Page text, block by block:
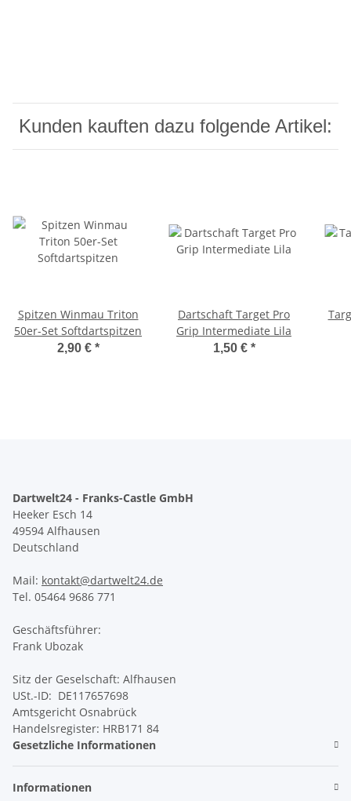
Kunden kauften dazu folgende Artikel:
Spitzen Winmau Triton
50er-Set Softdartspitzen
2,90 € *
Dartschaft Target Pro
Grip Intermediate Lila
1,50 € *
Dartwelt24 - Franks-Castle GmbH
Heeker Esch 14
49594 Alfhausen
Deutschland
Mail: kontakt@dartwelt24.de
Tel. 05464 9686 771
Geschäftsführer:
Frank Ubozak
Sitz der Geselschaft: Alfhausen
USt.-ID: DE117657698
Amtsgericht Osnabrück
Handelsregister: HRB171 84
Gesetzliche Informationen
Informationen